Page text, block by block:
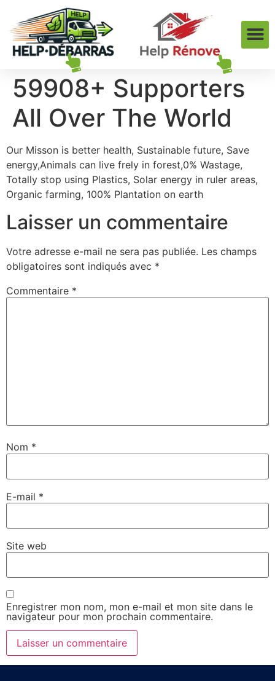
59908+ Supporters
All Over The World
Our Misson is better health, Sustainable future, Save
energy,Animals can live frely in forest,0% Wastage,
Totally stop using Plastics, Solar energy in ruler areas,
Organic farming, 100% Plantation on earth
Laisser un commentaire
Votre adresse e-mail ne sera pas publiée. Les champs
obligatoires sont indiqués avec *
Commentaire *
Nom *
E-mail *
Site web
Enregistrer mon nom, mon e-mail et mon site dans le
navigateur pour mon prochain commentaire.